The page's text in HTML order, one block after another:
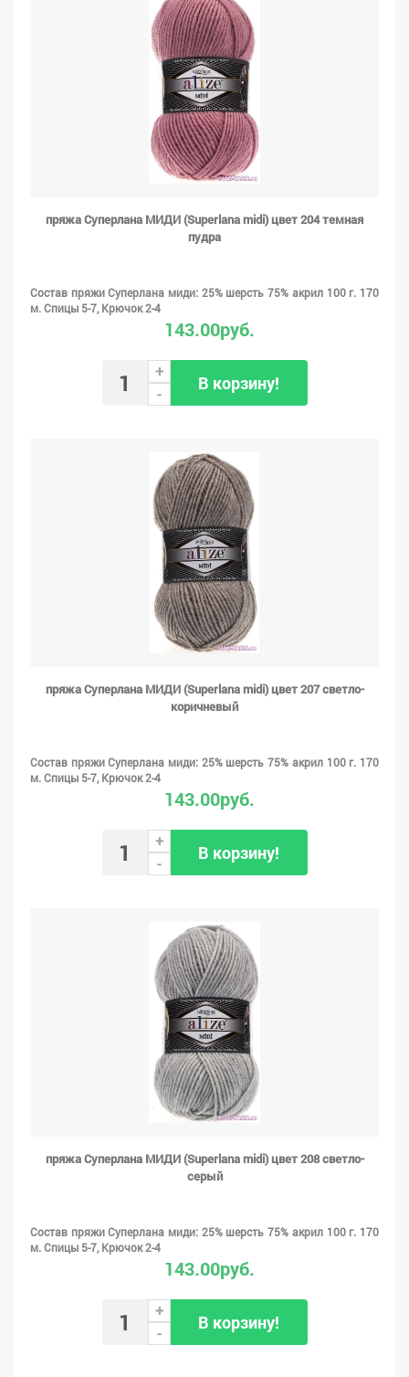
пряжа Суперлана МИДИ (Superlana midi) цвет 204 темная
пудра
Состав пряжи Суперлана миди: 25% шерсть 75% акрил 100 г. 170
м. Спицы 5-7, Крючок 2-4
143.00руб.
+
-
В корзину!
пряжа Суперлана МИДИ (Superlana midi) цвет 207 светло-
коричневый
Состав пряжи Суперлана миди: 25% шерсть 75% акрил 100 г. 170
м. Спицы 5-7, Крючок 2-4
143.00руб.
+
-
В корзину!
пряжа Суперлана МИДИ (Superlana midi) цвет 208 светло-
серый
Состав пряжи Суперлана миди: 25% шерсть 75% акрил 100 г. 170
м. Спицы 5-7, Крючок 2-4
143.00руб.
+
-
В корзину!